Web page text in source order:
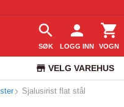
SØK LOGG INN VOGN
VELG VAREHUS
KUNDESERVICE
Sjalusirist flat stål